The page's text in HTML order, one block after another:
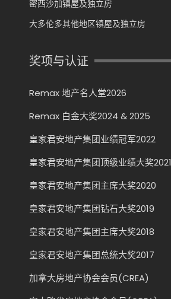
密西沙加镇屋及独立房
大多伦多其他地区镇屋及独立房
奖项与认证
Remax 地产名人堂2026
Remax 白金大奖2024 & 2025
皇家君安地产集团业绩冠军2022
皇家君安地产集团顶级业绩大奖2021
皇家君安地产集团主席大奖2020
皇家君安地产集团钻石大奖2019
皇家君安地产集团主席大奖2018
皇家君安地产集团总统大奖2017
加拿大房地产协会会员(CREA)